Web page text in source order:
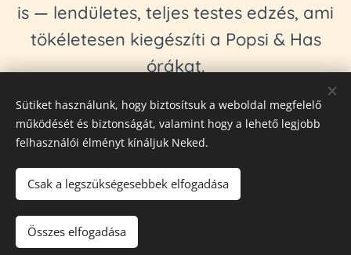
is — lendületes, teljes testes edzés, ami
tökéletesen kiegészíti a Popsi & Has
órákat.
Funkcionális köredzés órák
© 2024 Fittipaldienese
Névjegy Adatkezelési tájékoztató
Sütiket használunk, hogy biztosítsuk a weboldal megfelelő
működését és biztonságát, valamint hogy a lehető legjobb
felhasználói élményt kínáljuk Neked.
Csak a legszükségesebbek elfogadása
Összes elfogadása